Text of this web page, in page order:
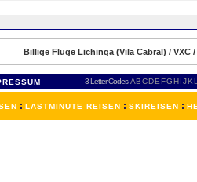
Billige Flüge Lichinga (Vila Cabral) /
3 Letter-Codes ABCDEFGH IJKL
: LASTMINUTE REISEN : SKIREISEN :